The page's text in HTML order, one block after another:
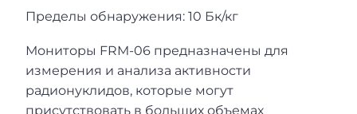
Пределы обнаружения: 10 Бк/кг
Мониторы FRM-06 предназначены для
измерения и анализа активности
радионуклидов, которые могут
присутствовать в больших объемах